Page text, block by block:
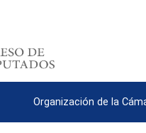
Organización de la